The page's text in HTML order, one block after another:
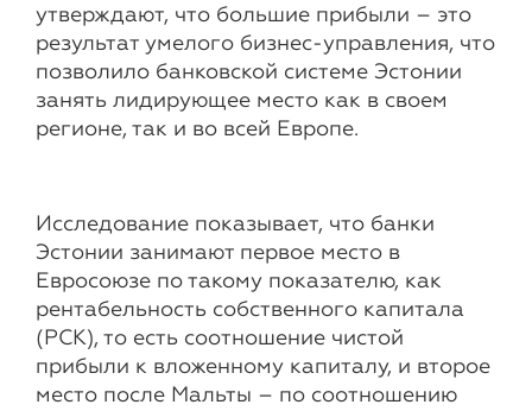
утверждают, что большие прибыли – это
результат умелого бизнес-управления, что
позволило банковской системе Эстонии
занять лидирующее место как в своем
регионе, так и во всей Европе.
Исследование показывает, что банки
Эстонии занимают первое место в
Евросоюзе по такому показателю, как
рентабельность собственного капитала
(РСК), то есть соотношение чистой
прибыли к вложенному капиталу, и второе
место после Мальты – по соотношению